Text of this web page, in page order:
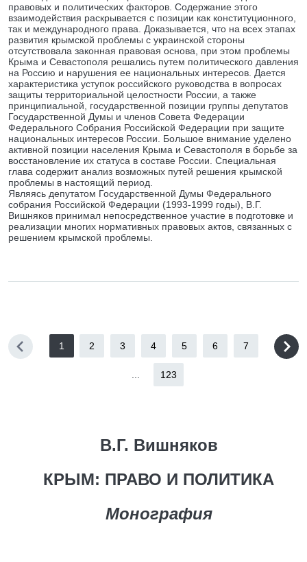
правовых и политических факторов. Содержание этого
взаимодействия раскрывается с позиции как конституционного,
так и международного права. Доказывается, что на всех этапах
развития крымской проблемы с украинской стороны
отсутствовала законная правовая основа, при этом проблемы
Крыма и Севастополя решались путем политического давления
на Россию и нарушения ее национальных интересов. Дается
характеристика уступок российского руководства в вопросах
защиты территориальной целостности России, а также
принципиальной, государственной позиции группы депутатов
Государственной Думы и членов Совета Федерации
Федерального Собрания Российской Федерации при защите
национальных интересов России. Большое внимание уделено
активной позиции населения Крыма и Севастополя в борьбе за
восстановление их статуса в составе России. Специальная
глава содержит анализ возможных путей решения крымской
проблемы в настоящий период.
Являясь депутатом Государственной Думы Федерального
собрания Российской Федерации (1993-1999 годы), В.Г.
Вишняков принимал непосредственное участие в подготовке и
реализации многих нормативных правовых актов, связанных с
решением крымской проблемы.
1 2 3 4 5 6 7
123
В.Г. Вишняков
КРЫМ: ПРАВО И ПОЛИТИКА
Монография